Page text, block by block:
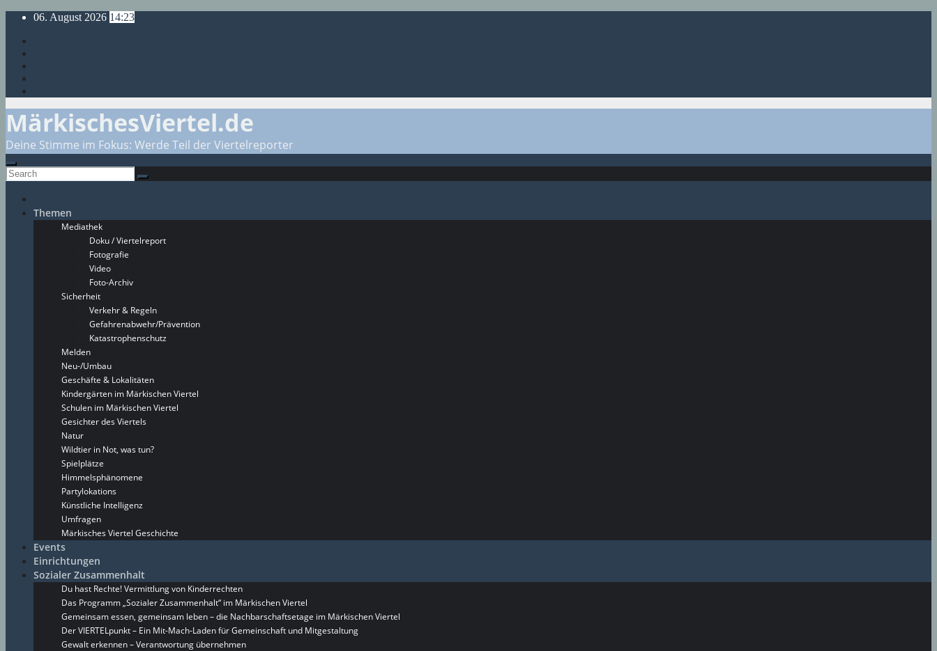
Skip
content
06. August 2026 14:23
MärkischesViertel.de
Deine Stimme im Fokus: Werde Teil der Viertelreporter
Themen
Mediathek
Doku / Viertelreport
Fotografie
Video
Foto-Archiv
Sicherheit
Verkehr & Regeln
Gefahrenabwehr/Prävention
Katastrophenschutz
Melden
Neu-/Umbau
Geschäfte & Lokalitäten
Kindergärten im Märkischen Viertel
Schulen im Märkischen Viertel
Gesichter des Viertels
Natur
Wildtier in Not, was tun?
Spielplätze
Himmelsphänomene
Partylokations
Künstliche Intelligenz
Umfragen
Märkisches Viertel Geschichte
Events
Einrichtungen
Sozialer Zusammenhalt
Du hast Rechte! Vermittlung von Kinderrechten
Das Programm „Sozialer Zusammenhalt“ im Märkischen Viertel
Gemeinsam essen, gemeinsam leben – die Nachbarschaftsetage im Märkischen Viertel
Der VIERTELpunkt – Ein Mit-Mach-Laden für Gemeinschaft und Mitgestaltung
Gewalt erkennen – Verantwortung übernehmen